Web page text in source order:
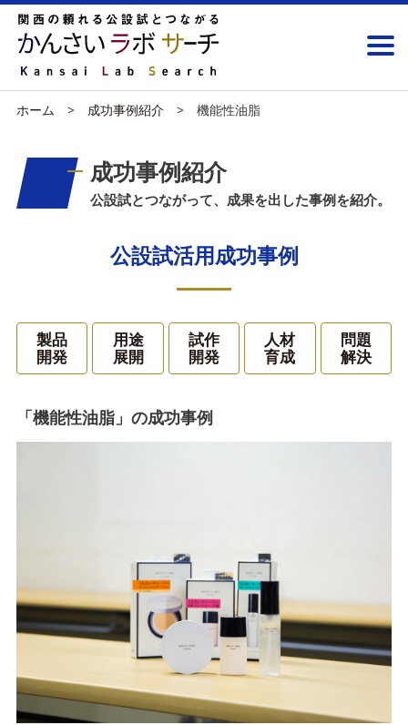
ホーム 成功事例紹介 機能性油脂
成功事例紹介
公設試とつながって、成果を出した事例を紹介。
公設試活用成功事例
製品
開発
用途
展開
試作
開発
人材
育成
問題
解決
「機能性油脂」の成功事例